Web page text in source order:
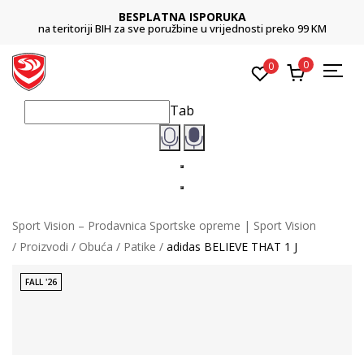
BESPLATNA ISPORUKA
na teritoriji BIH za sve poružbine u vrijednosti preko 99 KM
0 0
Tab
Sport Vision – Prodavnica Sportske opreme | Sport Vision
Proizvodi
Obuća Patike adidas BELIEVE THAT 1 J
FALL '26